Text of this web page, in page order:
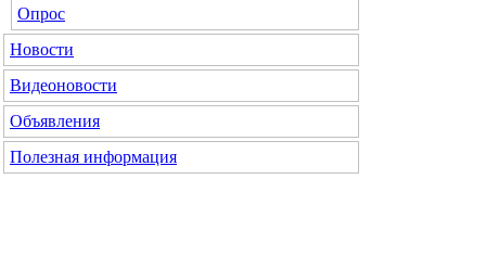
Опрос
Новости
Видеоновости
Объявления
Полезная информация